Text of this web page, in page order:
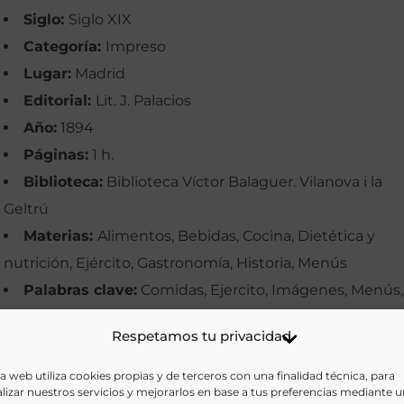
Respetamos tu privacidad
web utiliza cookies propias y de terceros con una finalidad técnica, para
nuestros servicios y mejorarlos en base a tus preferencias mediante
Siglo: Siglo XIX
Categoría: Impreso
Lugar: Madrid
Editorial: Lit. J. Palacios
Año: 1894
Páginas: 1 h.
Biblioteca: Biblioteca Víctor Balaguer. Vilanova i la
Geltrú
Materias: Alimentos, Bebidas, Cocina, Dietética y
nutrición, Ejército, Gastronomía, Historia, Menús
Palabras clave: Comidas, Ejercito, Imágenes, Menús,
Castellano
Ir a versión electrónica